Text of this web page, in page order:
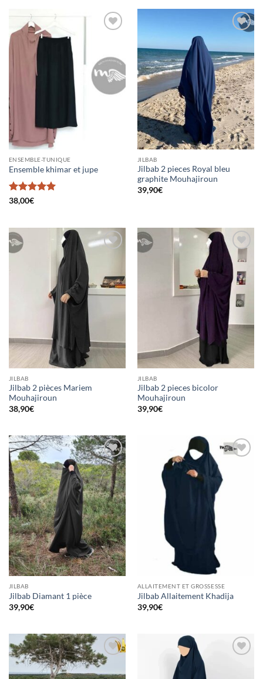
ENSEMBLE-TUNIQUE
Ensemble khimar et jupe
Note5
38,00€
d’envies
JILBAB
Jilbab 2 pieces Royal bleu
graphite Mouhajiroun
39,90€
JILBAB
Jilbab 2 pièces Mariem
Mouhajiroun
38,90€
Ajouter
à la liste
d’envies
JILBAB
Jilbab 2 pieces bicolor
Mouhajiroun
39,90€
Ajouter
à la liste
d’envies
JILBAB
Jilbab Diamant 1 pièce
39,90€
ALLAITEMENT ET GROSSESSE
Jilbab Allaitement Khadija
39,90€
Ajouter